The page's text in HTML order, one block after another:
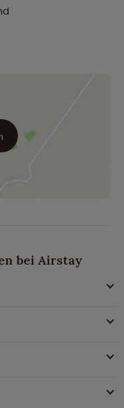
bei Airstay